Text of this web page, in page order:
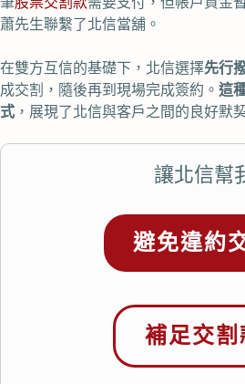
蕭先生聯繫了北信當舖。
在雙方互信的基礎下，北信選擇先行
成交割，隨後再到現場完成簽約。 這
式 ，展現了北信與客戶之間的良好默
讓北信幫
避免違約
補足交割